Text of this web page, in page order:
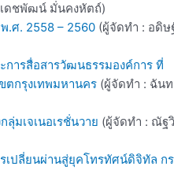
ดชพัฒน์ มั่นคงหัตถ์)
.ศ. 2558 – 2560 (ผู้จัดทำ : อดิษ
การสื่อสารวัฒนธรรมองค์การ ที่
ตกรุงเทพมหานคร (ผู้จัดทำ : ฉัน
มเจเนอเรชั่นวาย (ผู้จัดทำ : ณัฐ
เปลี่ยนผ่านสู่ยุคโทรทัศน์ดิจิทัล ก